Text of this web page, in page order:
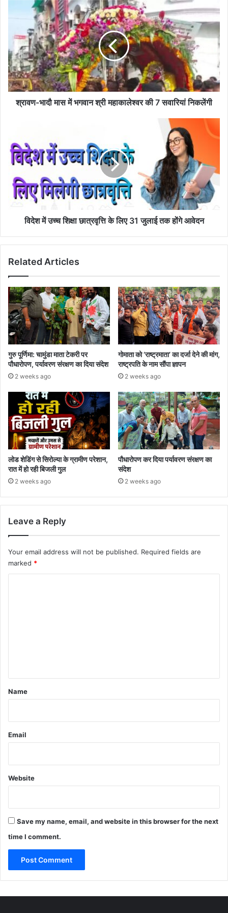
भगवान
श्री
महाकालेश्वर
की
7
सवारियां
श्रावण-भादौ मास में भगवान श्री महाकालेश्वर की 7 सवारियां निकलेंगी
उच्च
शिक्षा
छात्रवृत्ति
लिए
31
विदेश में उच्च शिक्षा छात्रवृत्ति के लिए 31 जुलाई तक होंगे आवेदन
Related Articles
गुरु पूर्णिमा: चामुंडा माता टेकरी पर
पौधारोपण, पर्यावरण संरक्षण का दिया संदेश
2 weeks ago
गोमाता को ‘राष्ट्रमाता’ का दर्जा देने की मांग,
राष्ट्रपति के नाम सौंपा ज्ञापन
2 weeks ago
लोड शेडिंग से सिरोल्या के ग्रामीण परेशान,
रात में हो रही बिजली गुल
2 weeks ago
पौधारोपण कर दिया पर्यावरण संरक्षण का
संदेश
2 weeks ago
Leave a Reply
Your email address will not be published. Required fields are
marked *
*
Name
Email
Website
Save my name, email, and website in this browser for the next
time I comment.